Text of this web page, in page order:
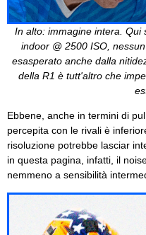
In alto: immagine intera. Qui
indoor @ 2500 ISO,
esasperato anche dalla
della R1 è tutt'altro che
Ebbene, anche in termini di
percepita con le rivali è
risoluzione potrebbe lasciar
in questa pagina, infatti, il
nemmeno a sensibilità